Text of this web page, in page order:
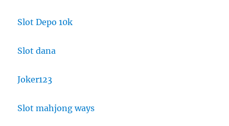
Slot Depo 10k
Slot dana
Joker123
Slot mahjong ways